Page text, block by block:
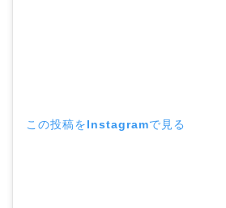
この投稿をInstagramで見る